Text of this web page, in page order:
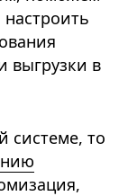
выгрузки в
системе, то